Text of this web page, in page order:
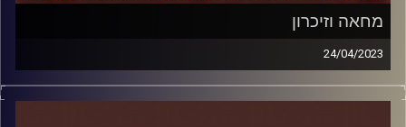
מחאה וזיכרון
24/04/2023
המערכת הפוליטית על ספת הפסיכולוג, עם פרופסור בועז בן-
דוד ופרופסור גלעד הירשברגר.